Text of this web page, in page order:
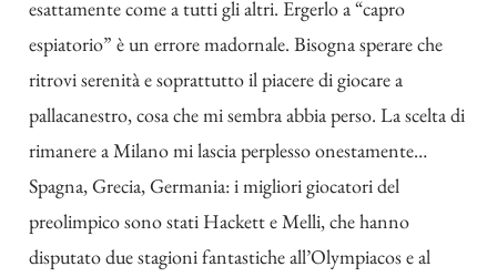
esattamente come a tutti gli altri. Ergerlo a “capro
espiatorio” è un errore madornale. Bisogna sperare che
ritrovi serenità e soprattutto il piacere di giocare a
pallacanestro, cosa che mi sembra abbia perso. La scelta di
rimanere a Milano mi lascia perplesso onestamente…
Spagna, Grecia, Germania: i migliori giocatori del
preolimpico sono stati Hackett e Melli, che hanno
disputato due stagioni fantastiche all’Olympiacos e al